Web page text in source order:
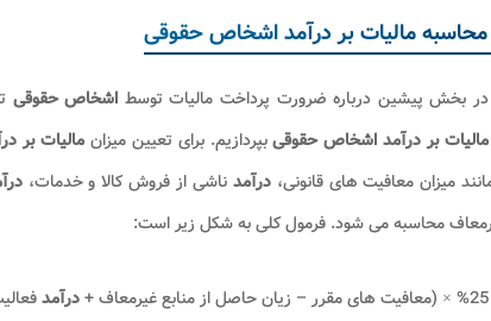
مالیات بر درآمد اشخاص حقوقی
در بخش پیشین درباره ضرورت پرداخت مالیات توسط اشخاص حقوقی
مالیات بر درآمد اشخاص حقوقیبپردازیم. برای تعیین میزانمالیات بر
میزان معافیت های قانونی،درآمد ناشی از فروش کالا و خدمات،
محاسبه می شود. فرمول کلی به شکل زیر است:
%25 × (معافیت های مقرر – زیان حاصل از منابع غیرمعاف + درآمد